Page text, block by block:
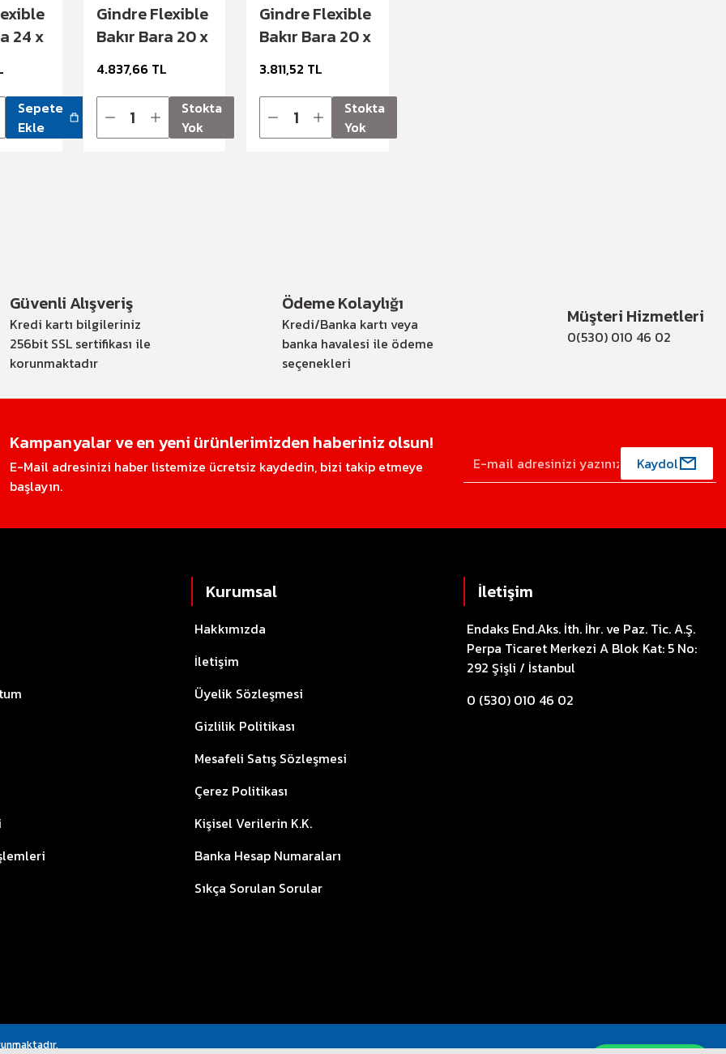
24 x
Sepete
Ekle
Gindre Flexible
Bakır Bara 20 x
1 x 3 363 A
4.837,66 TL
Stokta
Yok
Gindre Flexible
Bakır Bara 20 x
1 x 2 280 A
3.811,52 TL
Stokta
Yok
Güvenli Alışveriş
Kredi kartı bilgileriniz
256bit SSL sertifikası ile
korunmaktadır
Ödeme Kolaylığı
Kredi/Banka kartı veya
banka havalesi ile ödeme
seçenekleri
Müşteri Hizmetleri
0(530) 010 46 02
Kampanyalar ve en yeni ürünlerimizden haberiniz olsun!
E-Mail adresinizi haber listemize ücretsiz kaydedin, bizi takip etmeye
başlayın.
Kaydol
Kurumsal
Hakkımızda
İletişim
Üyelik Sözleşmesi
Gizlilik Politikası
Mesafeli Satış Sözleşmesi
Çerez Politikası
Kişisel Verilerin K.K.
Banka Hesap Numaraları
Sıkça Sorulan Sorular
İletişim
Endaks End.Aks. İth. İhr. ve Paz. Tic. A.Ş.
Perpa Ticaret Merkezi A Blok Kat: 5 No:
292 Şişli / İstanbul
0 (530) 010 46 02